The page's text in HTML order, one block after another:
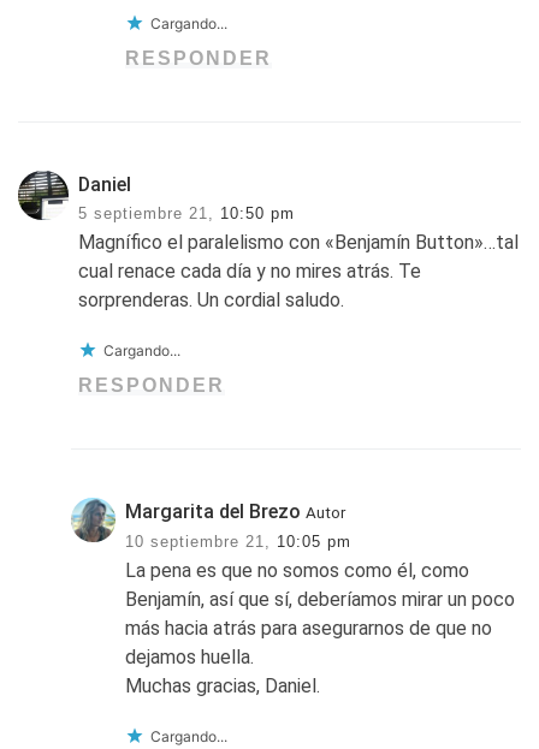
Cargando...
RESPONDER
Daniel
5 septiembre 21, 10:50 pm
Magnífico el paralelismo con «Benjamín Button»…tal
cual renace cada día y no mires atrás. Te
sorprenderas. Un cordial saludo.
Cargando...
RESPONDER
Margarita del Brezo Autor
10 septiembre 21,
10:05 pm
La pena es que no somos como él, como
Benjamín, así que sí, deberíamos mirar un poco
más hacia atrás para asegurarnos de que no
dejamos huella.
Muchas gracias, Daniel.
Cargando...